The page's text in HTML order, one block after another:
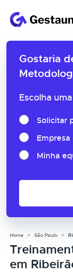
Gostaria
Escolha
Solicitar
Minha
Home São Paulo
em